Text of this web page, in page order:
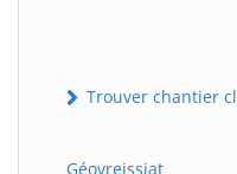
Trouver chantier
Géovreissiat